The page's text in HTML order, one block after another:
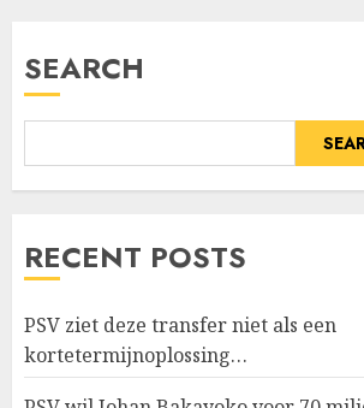
SEARCH
RECENT POSTS
PSV ziet deze transfer niet als een
kortetermijnoplossing…